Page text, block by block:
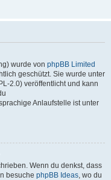
wurde von phpBB Limited
geschützt. Sie wurde unter
2.0) veröffentlicht und kann
Anlaufstelle ist unter
Wenn du denkst, dass
besuche phpBB Ideas, wo du